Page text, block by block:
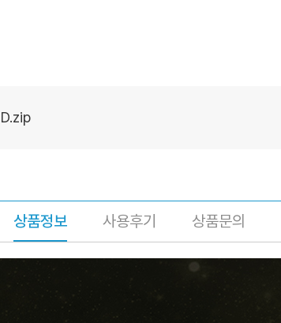
상품정보 사용후기 상품문의